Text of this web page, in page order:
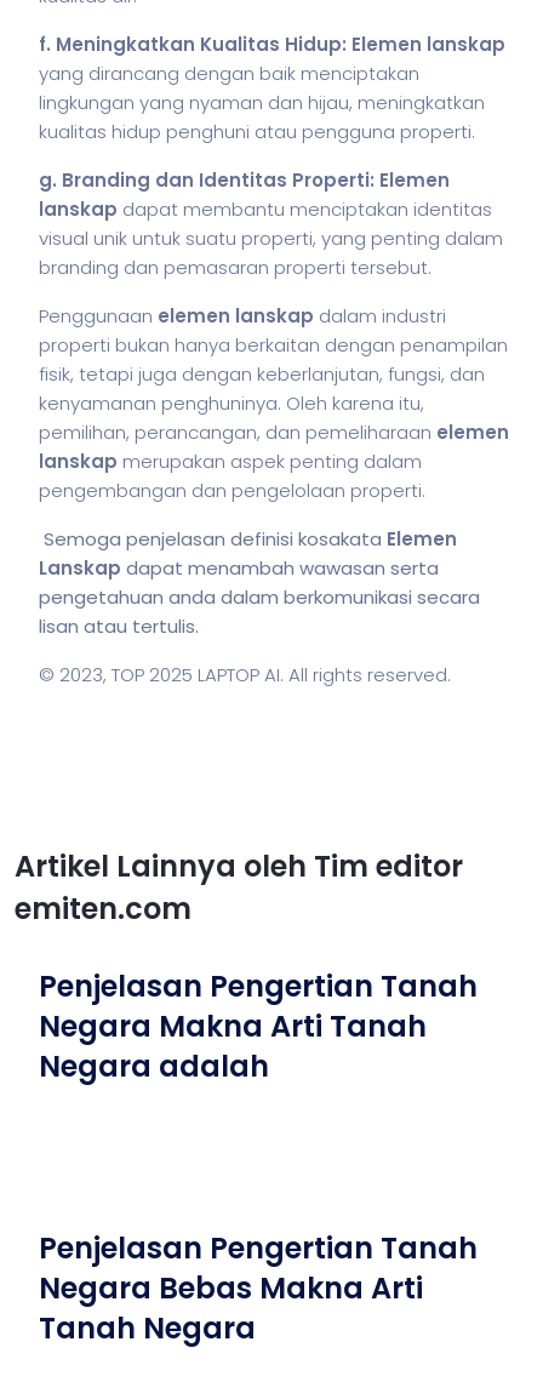
f. Meningkatkan Kualitas Hidup: Elemen lanskap
yang dirancang dengan baik menciptakan
lingkungan yang nyaman dan hijau, meningkatkan
kualitas hidup penghuni atau pengguna properti.
g. Branding dan Identitas Properti: Elemen
lanskap dapat membantu menciptakan identitas
visual unik untuk suatu properti, yang penting dalam
branding dan pemasaran properti tersebut.
Penggunaan elemen lanskap dalam industri
properti bukan hanya berkaitan dengan penampilan
fisik, tetapi juga dengan keberlanjutan, fungsi, dan
kenyamanan penghuninya. Oleh karena itu,
pemilihan, perancangan, dan pemeliharaan elemen
lanskap merupakan aspek penting dalam
pengembangan dan pengelolaan properti.
Semoga penjelasan definisi kosakata Elemen
Lanskap dapat menambah wawasan serta
pengetahuan anda dalam berkomunikasi secara
lisan atau tertulis.
© 2023, TOP 2025 LAPTOP AI. All rights reserved.
Artikel Lainnya oleh Tim editor
emiten.com
Penjelasan Pengertian Tanah
Negara Makna Arti Tanah
Negara adalah
Penjelasan Pengertian Tanah
Negara Bebas Makna Arti
Tanah Negara